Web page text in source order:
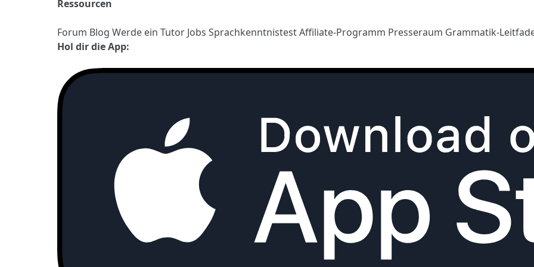
Ressourcen
Forum Blog Werde ein Tutor Jobs SprachkenntnistestAffiliate-Programm Presseraum Grammatik-
Hol dir die App: